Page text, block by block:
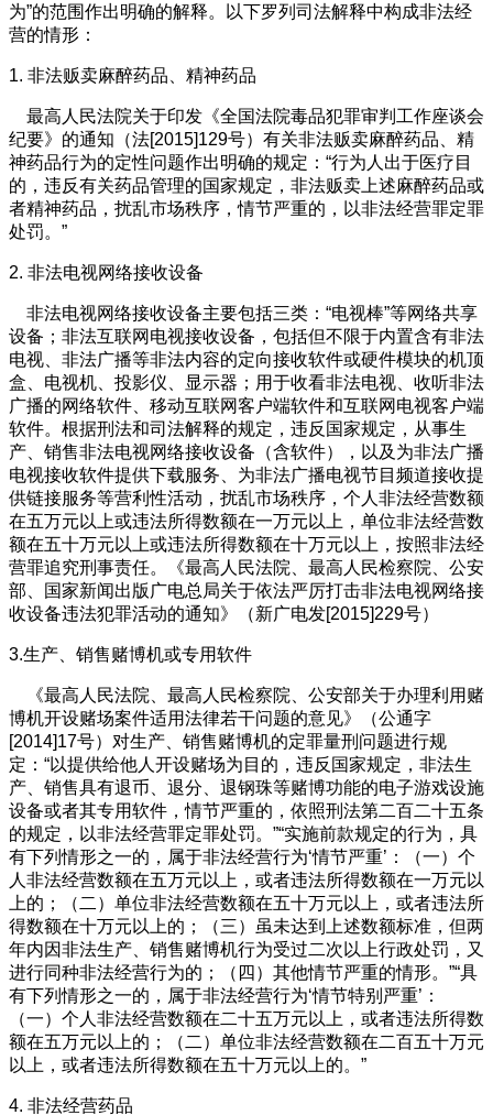
为”的范围作出明确的解释。以下罗列司法解释中构成非法经
营的情形：
1. 非法贩卖麻醉药品、精神药品
最高人民法院关于印发《全国法院毒品犯罪审判工作座谈会
纪要》的通知（法[2015]129号）有关非法贩卖麻醉药品、精
神药品行为的定性问题作出明确的规定：“行为人出于医疗目
的，违反有关药品管理的国家规定，非法贩卖上述麻醉药品或
者精神药品，扰乱市场秩序，情节严重的，以非法经营罪定罪
处罚。”
2. 非法电视网络接收设备
非法电视网络接收设备主要包括三类：“电视棒”等网络共享
设备；非法互联网电视接收设备，包括但不限于内置含有非法
电视、非法广播等非法内容的定向接收软件或硬件模块的机顶
盒、电视机、投影仪、显示器；用于收看非法电视、收听非法
广播的网络软件、移动互联网客户端软件和互联网电视客户端
软件。根据刑法和司法解释的规定，违反国家规定，从事生
产、销售非法电视网络接收设备（含软件），以及为非法广播
电视接收软件提供下载服务、为非法广播电视节目频道接收提
供链接服务等营利性活动，扰乱市场秩序，个人非法经营数额
在五万元以上或违法所得数额在一万元以上，单位非法经营数
额在五十万元以上或违法所得数额在十万元以上，按照非法经
营罪追究刑事责任。《最高人民法院、最高人民检察院、公安
部、国家新闻出版广电总局关于依法严厉打击非法电视网络接
收设备违法犯罪活动的通知》（新广电发[2015]229号）
3.生产、销售赌博机或专用软件
《最高人民法院、最高人民检察院、公安部关于办理利用赌
博机开设赌场案件适用法律若干问题的意见》（公通字
[2014]17号）对生产、销售赌博机的定罪量刑问题进行规
定：“以提供给他人开设赌场为目的，违反国家规定，非法生
产、销售具有退币、退分、退钢珠等赌博功能的电子游戏设施
设备或者其专用软件，情节严重的，依照刑法第二百二十五条
的规定，以非法经营罪定罪处罚。”“实施前款规定的行为，具
有下列情形之一的，属于非法经营行为‘情节严重’：（一）个
人非法经营数额在五万元以上，或者违法所得数额在一万元以
上的；（二）单位非法经营数额在五十万元以上，或者违法所
得数额在十万元以上的；（三）虽未达到上述数额标准，但两
年内因非法生产、销售赌博机行为受过二次以上行政处罚，又
进行同种非法经营行为的；（四）其他情节严重的情形。”“具
有下列情形之一的，属于非法经营行为‘情节特别严重’：
（一）个人非法经营数额在二十五万元以上，或者违法所得数
额在五万元以上的；（二）单位非法经营数额在二百五十万元
以上，或者违法所得数额在五十万元以上的。”
4. 非法经营药品